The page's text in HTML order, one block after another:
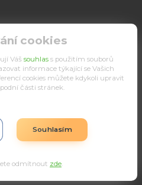
Eshop-rychle.cz
cookies
Váš souhlass použitím souborů
informace týkající se Vašich
cookies můžete kdykoli upravit
části stránek.
Souhlasím
odmítnout zde.